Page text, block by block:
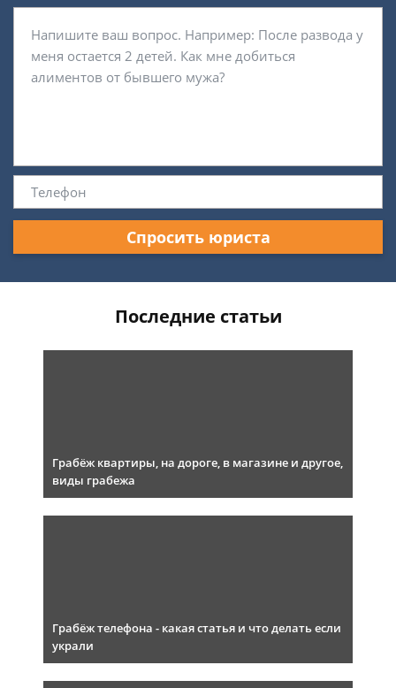
Спросить юриста
Последние статьи
Грабёж квартиры, на дороге, в магазине и другое,
виды грабежа
Грабёж телефона - какая статья и что делать если
украли